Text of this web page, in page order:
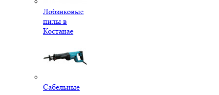
Лобзиковые
пилы в
Костанае
Сабельные